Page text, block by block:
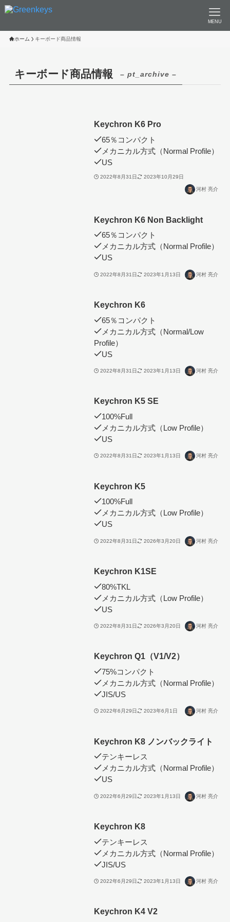
MENU
ホーム キーボード商品情報
キーボード商品情報 – pt_archive –
Keychron K6 Pro
65％コンパクト
メカニカル方式（Normal Profile）
US
2022年8月31日 2023年10月29日
河村 亮介
Keychron K6 Non Backlight
65％コンパクト
メカニカル方式（Normal Profile）
US
2022年8月31日 2023年1月13日 河村 亮介
Keychron K6
65％コンパクト
メカニカル方式（Normal/Low
Profile）
US
2022年8月31日 2023年1月13日 河村 亮介
Keychron K5 SE
100%Full
メカニカル方式（Low Profile）
US
2022年8月31日 2023年1月13日 河村 亮介
Keychron K5
100%Full
メカニカル方式（Low Profile）
US
2022年8月31日 2026年3月20日 河村 亮介
Keychron K1SE
80%TKL
メカニカル方式（Low Profile）
US
2022年8月31日 2026年3月20日 河村 亮介
Keychron Q1（V1/V2）
75%コンパクト
メカニカル方式（Normal Profile）
JIS/US
2022年6月29日 2023年6月1日 河村 亮介
Keychron K8 ノンバックライト
テンキーレス
メカニカル方式（Normal Profile）
US
2022年6月29日 2023年1月13日 河村 亮介
Keychron K8
テンキーレス
メカニカル方式（Normal Profile）
JIS/US
2022年6月29日 2023年1月13日 河村 亮介
Keychron K4 V2